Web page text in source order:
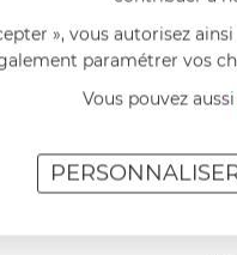
au design épuré ,
exceptionnelles.
décerné en 2007, en
AIDE
», vous autorisez
paramétrer vos
Vous pouvez aussi